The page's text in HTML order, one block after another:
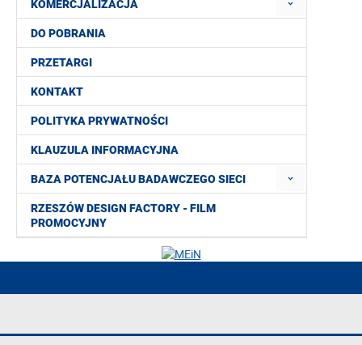
KOMERCJALIZACJA
DO POBRANIA
PRZETARGI
KONTAKT
POLITYKA PRYWATNOŚCI
KLAUZULA INFORMACYJNA
BAZA POTENCJAŁU BADAWCZEGO SIECI
RZESZÓW DESIGN FACTORY - FILM
PROMOCYJNY
Deklaracja dostępności